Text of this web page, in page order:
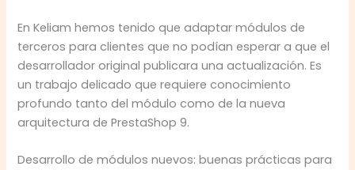
En Keliam hemos tenido que adaptar módulos de
terceros para clientes que no podían esperar a que el
desarrollador original publicara una actualización. Es
un trabajo delicado que requiere conocimiento
profundo tanto del módulo como de la nueva
arquitectura de PrestaShop 9.
Desarrollo de módulos nuevos: buenas prácticas para